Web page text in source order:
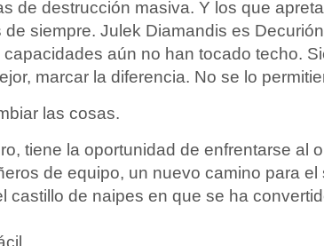
de destrucción masiva. Y los que
de siempre. Julek Diamandis es
aún no han tocado techo.
marcar la diferencia. No se lo
las cosas.
tiene la oportunidad de enfrentarse al
de equipo, un nuevo camino para el
castillo de naipes en que se ha